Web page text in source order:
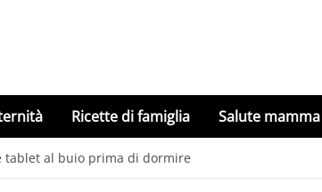
Ricette di famiglia Salute mamma
tablet al buio prima di dormire